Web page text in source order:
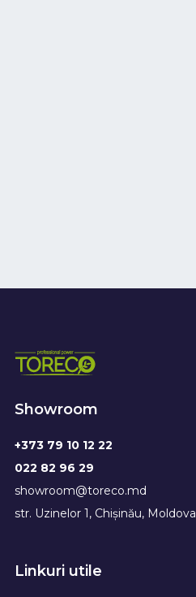
Showroom
+373 79 10 12 22
022 82 96 29
showroom@toreco.md
str. Uzinelor 1, Chișinău, Moldova
Linkuri utile